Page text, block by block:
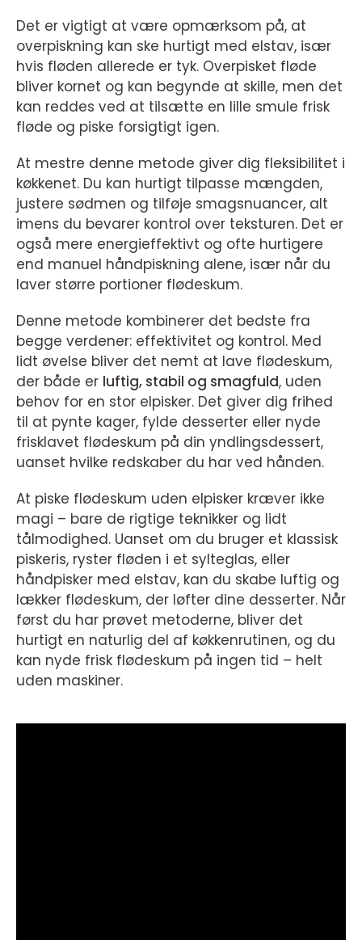
Det er vigtigt at være opmærksom på, at
overpiskning kan ske hurtigt med elstav, især
hvis fløden allerede er tyk. Overpisket fløde
bliver kornet og kan begynde at skille, men det
kan reddes ved at tilsætte en lille smule frisk
fløde og piske forsigtigt igen.
At mestre denne metode giver dig fleksibilitet i
køkkenet. Du kan hurtigt tilpasse mængden,
justere sødmen og tilføje smagsnuancer, alt
imens du bevarer kontrol over teksturen. Det er
også mere energieffektivt og ofte hurtigere
end manuel håndpiskning alene, især når du
laver større portioner flødeskum.
Denne metode kombinerer det bedste fra
begge verdener: effektivitet og kontrol. Med
lidt øvelse bliver det nemt at lave flødeskum,
der både er luftig, stabil og smagfuld, uden
behov for en stor elpisker. Det giver dig frihed
til at pynte kager, fylde desserter eller nyde
frisklavet flødeskum på din yndlingsdessert,
uanset hvilke redskaber du har ved hånden.
At piske flødeskum uden elpisker kræver ikke
magi – bare de rigtige teknikker og lidt
tålmodighed. Uanset om du bruger et klassisk
piskeris, ryster fløden i et sylteglas, eller
håndpisker med elstav, kan du skabe luftig og
lækker flødeskum, der løfter dine desserter. Når
først du har prøvet metoderne, bliver det
hurtigt en naturlig del af køkkenrutinen, og du
kan nyde frisk flødeskum på ingen tid – helt
uden maskiner.